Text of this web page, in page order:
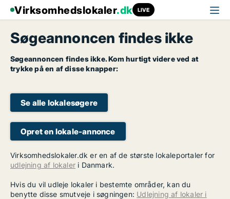
Virksomhedslokaler.dk LIVE
Søgeannoncen findes ikke
Søgeannoncen findes ikke. Kom hurtigt videre ved at
trykke på en af disse knapper:
Se alle lokalesøgere
Opret en lokale-annonce
Virksomhedslokaler.dk er en af de største lokaleportaler for
udlejning af lokaler i Danmark.
Hvis du vil udleje lokaler i bestemte områder, kan du
benytte disse smutveje i søgningen: Udlejning af lokaler i